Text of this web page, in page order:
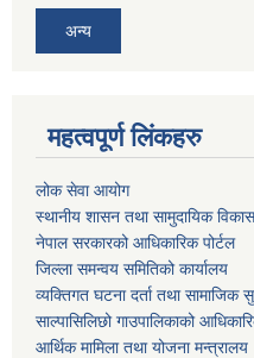
अन्य
महत्वपूर्ण लिंकहरु
लोक सेवा आयोग
स्थानीय शासन तथा सामुदायिक
नेपाल सरकारको आधिकारिक पोर्टल
जिल्ला समन्वय समितिको कार्यालय
व्यक्तिगत घटना दर्ता तथा सामाजिक
साल्पासिलिछो गाउपालिकाको
आर्थिक मामिला तथा योजना मन्त्रालय